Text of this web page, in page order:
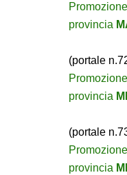
provincia
(portale
provincia
(portale
provincia